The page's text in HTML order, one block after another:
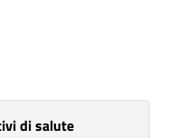
di salute